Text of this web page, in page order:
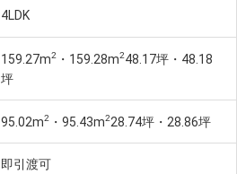
4LDK
159.27m2 ・159.28m248.17坪・48.18
坪
95.02m2 ・95.43m228.74坪・28.86坪
即引渡可